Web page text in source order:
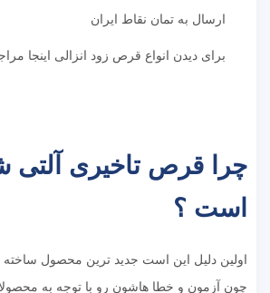
ارسال به تمان نقاط ایران
برای دیدن انواع قرص زود انزالی اینجا
چرا قرص تاخیری آلتی
است ؟
اولین دلیل این است جدید ترین محصول
چون آزمون و خطا هاشون رو با توجه به